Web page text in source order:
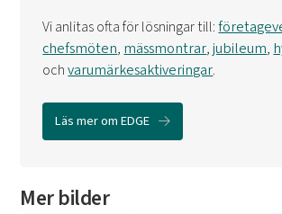
Vi anlitas ofta för lösningar till:
chefsmöten, mässmontrar,jubileum,
ochvarumärkesaktiveringar.
Läs mer om EDGE
Mer bilder